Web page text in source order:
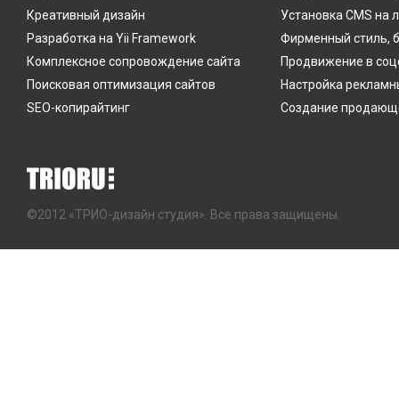
Креативный дизайн
Установка CMS на
Разработка на Yii Framework
Фирменный стиль,
Комплексное сопровождение сайта
Продвижение в
Поисковая оптимизация сайтов
Настройка
SEO-копирайтинг
Создание
©2012 «ТРИО-дизайн студия». Все права защищены.